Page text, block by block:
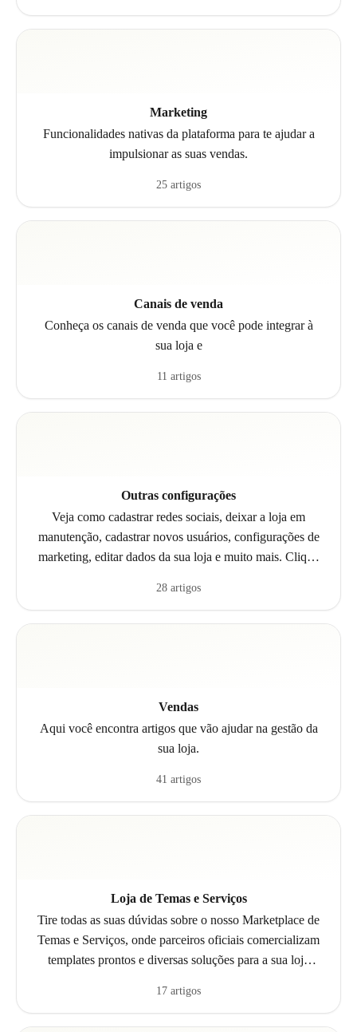
Marketing
Funcionalidades nativas da plataforma para te ajudar a
impulsionar as suas vendas.
25 artigos
Canais de venda
Conheça os canais de venda que você pode integrar à
sua loja e
11 artigos
Outras configurações
Veja como cadastrar redes sociais, deixar a loja em
manutenção, cadastrar novos usuários, configurações de
marketing, editar dados da sua loja e muito mais. Clique
28 artigos
Vendas
Aqui você encontra artigos que vão ajudar na gestão da
sua loja.
41 artigos
Loja de Temas e Serviços
Tire todas as suas dúvidas sobre o nosso Marketplace de
Temas e Serviços, onde parceiros oficiais comercializam
templates prontos e diversas soluções para a sua loja
17 artigos